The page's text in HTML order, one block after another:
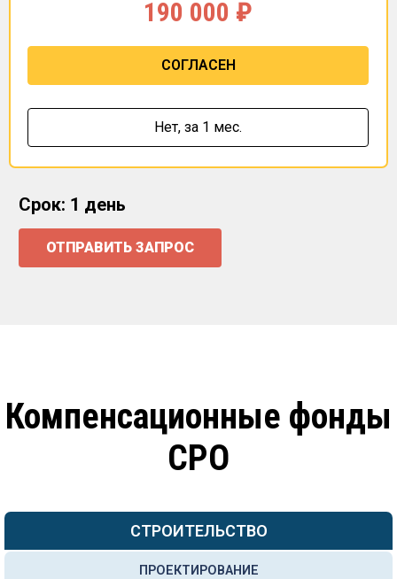
190 000 ₽
СОГЛАСЕН
Нет, за 1 мес.
Срок: 1 день
ОТПРАВИТЬ ЗАПРОС
Компенсационные фонды
СРО
СТРОИТЕЛЬСТВО
ПРОЕКТИРОВАНИЕ